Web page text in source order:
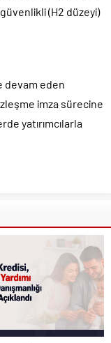
(H2 düzeyi)
devam eden
imza sürecine
yatırımcılarla